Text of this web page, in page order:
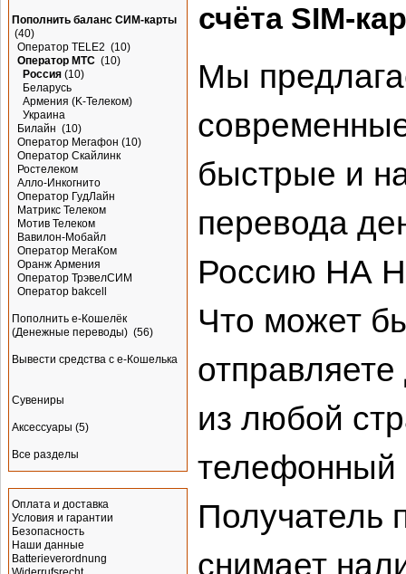
Пополнить баланс СИМ-карты
(40)
Оператор TELE2 (10)
Оператор МТС (10)
Россия (10)
Беларусь
Армения (K-Teлeкoм)
Украина
Билайн (10)
Оператор Мегафон (10)
Оператор Скайлинк
Ростелеком
Алло-Инкогнито
Оператор ГудЛайн
Матрикс Телеком
Мотив Телеком
Вавилон-Мобайл
Оператор МегаКом
Оранж Армения
Оператор ТрэвелСИМ
Оператор bakcell
Пополнить e-Кошелёк
(Денежные переводы) (56)
Вывести средства с е-Кошелька
Сувениры
Аксессуары (5)
Все разделы
Оплата и доставка
Условия и гарантии
Безопасность
Наши данные
Batterieverordnung
счёта SIM-
Мы
быстрые и
перевода
Россию НА
Что может
из любой
телефонный
Получатель
снимает